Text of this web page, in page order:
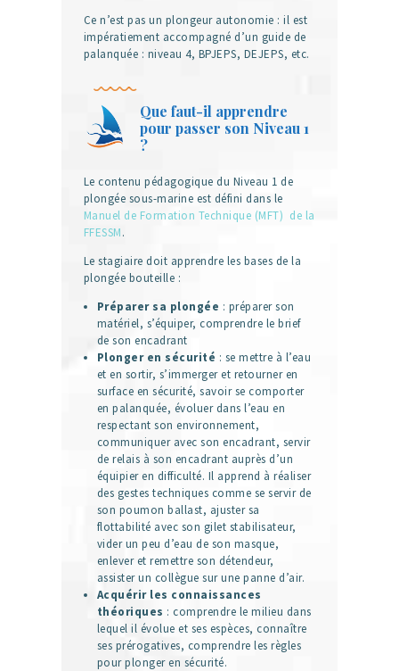
Ce n’est pas un plongeur autonomie : il est
impératiement accompagné d’un guide de
palanquée : niveau 4, BPJEPS, DEJEPS, etc.
Que faut-il apprendre
pour passer son Niveau 1
?
Le contenu pédagogique du Niveau 1 de
plongée sous-marine est défini dans le
Manuel de Formation Technique (MFT) de la
FFESSM.
Le stagiaire doit apprendre les bases de la
plongée bouteille :
Préparer sa plongée : préparer son
matériel, s’équiper, comprendre le brief
de son encadrant
Plonger en sécurité : se mettre à l’eau
et en sortir, s’immerger et retourner en
surface en sécurité, savoir se comporter
en palanquée, évoluer dans l’eau en
respectant son environnement,
communiquer avec son encadrant, servir
de relais à son encadrant auprès d’un
équipier en difficulté. Il apprend à réaliser
des gestes techniques comme se servir de
son poumon ballast, ajuster sa
flottabilité avec son gilet stabilisateur,
vider un peu d’eau de son masque,
enlever et remettre son détendeur,
assister un collègue sur une panne d’air.
Acquérir les connaissances
théoriques : comprendre le milieu dans
lequel il évolue et ses espèces, connaître
ses prérogatives, comprendre les règles
pour plonger en sécurité.